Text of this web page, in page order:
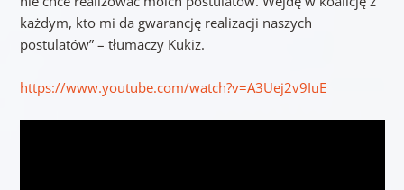
każdym, kto mi da gwarancję realizacji naszych
postulatów” – tłumaczy Kukiz.
https://www.youtube.com/watch?v=A3Uej2v9IuE